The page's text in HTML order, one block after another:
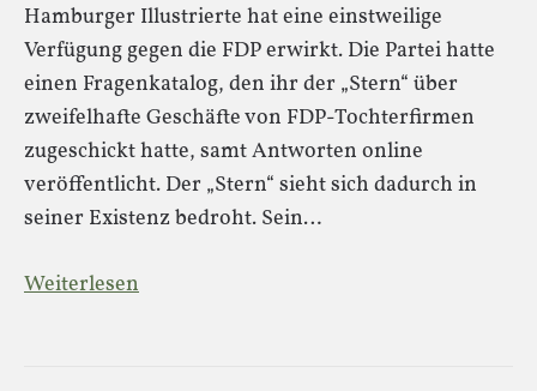
Hamburger Illustrierte hat eine einstweilige
Verfügung gegen die FDP erwirkt. Die Partei hatte
einen Fragenkatalog, den ihr der „Stern“ über
zweifelhafte Geschäfte von FDP-Tochterfirmen
zugeschickt hatte, samt Antworten online
veröffentlicht. Der „Stern“ sieht sich dadurch in
seiner Existenz bedroht. Sein…
Weiterlesen